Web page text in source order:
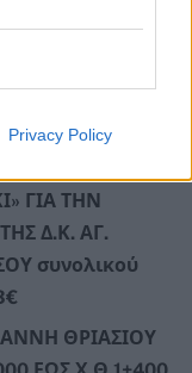
Privacy Policy
ΔΗΜΟΥ
ΓΙΑ ΤΗΝ
Δ.Κ. ΑΓ.
συνολικού
ΘΡΙΑΣΙΟΥ